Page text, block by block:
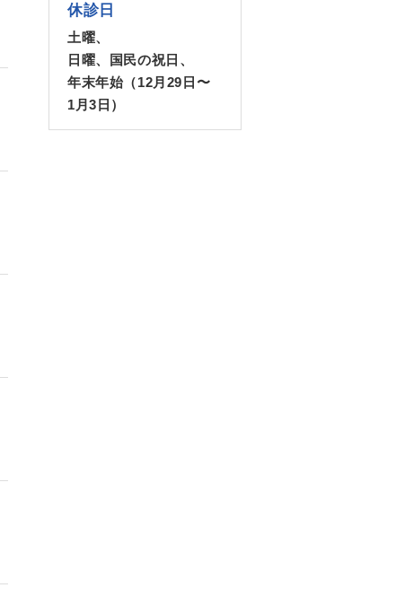
休診日
土曜、
日曜、国民の祝日、
年末年始（12月29日〜
1月3日）